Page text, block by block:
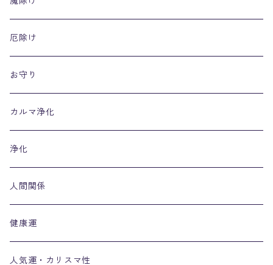
厄除け
お守り
カルマ浄化
浄化
人間関係
健康運
人気運・カリスマ性